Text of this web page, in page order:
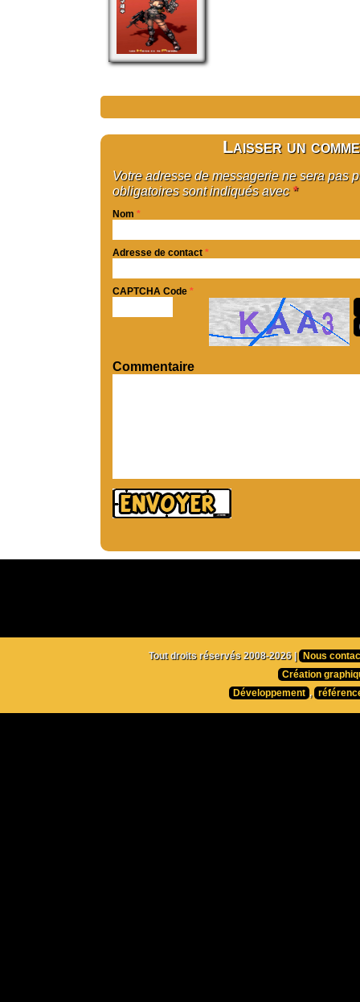
Laisser un
Votre adresse de messagerie ne sera pas
obligatoires sont indiqués avec *
Nom *
Adresse de contact *
CAPTCHA Code *
Commentaire
Tout droits réservés 2008-2026 |
Nous
Création
Développement ,